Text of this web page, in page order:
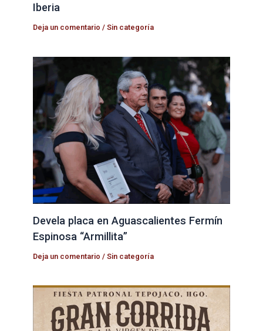
Iberia
Deja un comentario /Sin categoría
Devela placa en Aguascalientes Fermín
Espinosa “Armillita”
Deja un comentario /Sin categoría